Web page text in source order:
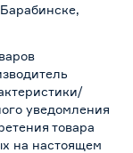
уведомления
товара
на настоящем